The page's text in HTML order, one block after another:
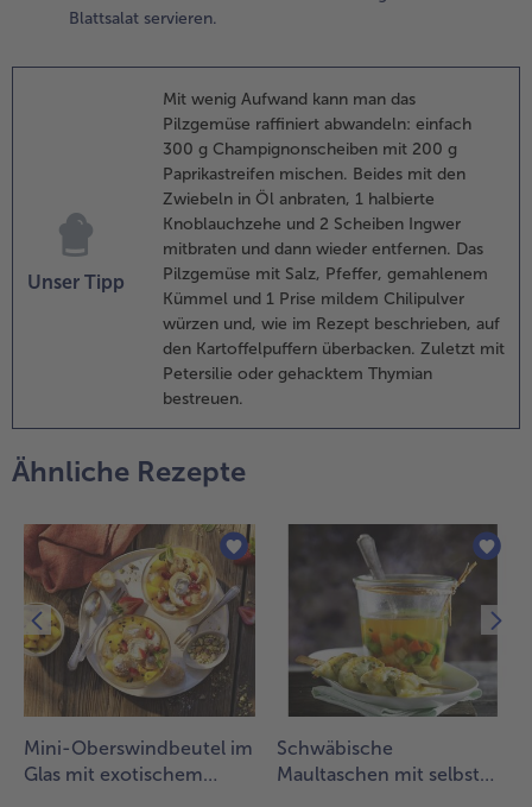
mit
und
Blattsalat servieren.
Unser Tipp
Mit wenig Aufwand kann man das
Pilzgemüse raffiniert abwandeln: einfach
300 g Champignonscheiben mit 200 g
Paprikastreifen mischen. Beides mit den
Zwiebeln in Öl anbraten, 1 halbierte
Knoblauchzehe und 2 Scheiben Ingwer
mitbraten und dann wieder entfernen. Das
Pilzgemüse mit Salz, Pfeffer, gemahlenem
Kümmel und 1 Prise mildem Chilipulver
würzen und, wie im Rezept beschrieben, auf
den Kartoffelpuffern überbacken. Zuletzt mit
Petersilie oder gehacktem Thymian
bestreuen.
Ähnliche Rezepte
Mini-Oberswindbeutel im
Glas mit exotischem
Schwäbische
Maultaschen mit selbst